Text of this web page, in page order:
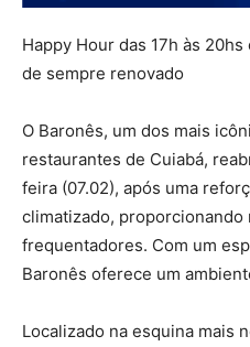
Happy Hour das 17h às
de sempre renovado
O Baronês, um dos mais
restaurantes de Cuiabá,
feira (07.02), após uma
climatizado, proporcionando
frequentadores. Com um
Baronês oferece um
Localizado na esquina mais